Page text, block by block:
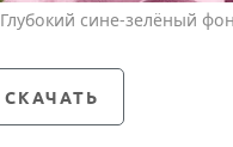
Глубокий сине-зелёный
СКАЧАТЬ